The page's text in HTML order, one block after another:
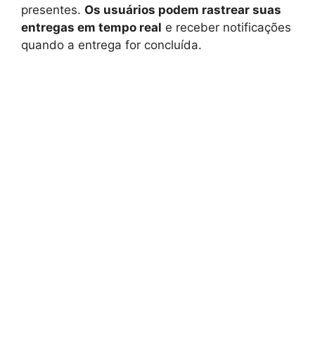
presentes. Os usuários podem rastrear suas
entregas em tempo real e receber notificações
quando a entrega for concluída.